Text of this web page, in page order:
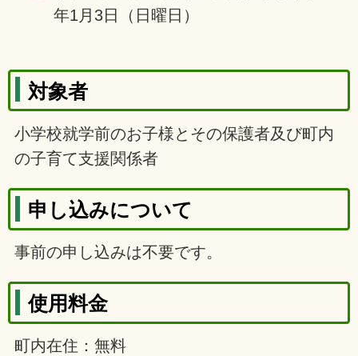
年1月3日（日曜日）
対象者
小学校就学前のお子様とその保護者及び町内
の子育て支援関係者
申し込みについて
事前の申し込みは不要です。
使用料金
町内在住：無料